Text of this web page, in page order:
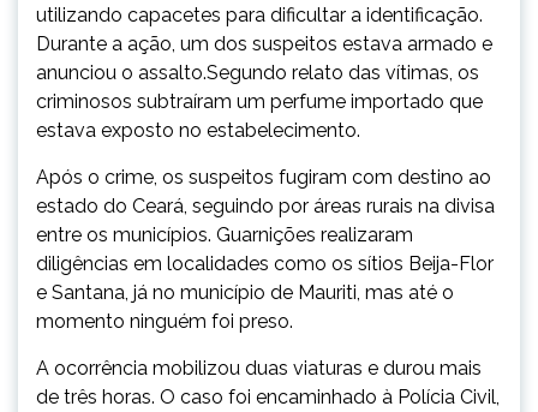
utilizando capacetes para dificultar a identificação.
Durante a ação, um dos suspeitos estava armado e
anunciou o assalto.Segundo relato das vítimas, os
criminosos subtraíram um perfume importado que
estava exposto no estabelecimento.
Após o crime, os suspeitos fugiram com destino ao
estado do Ceará, seguindo por áreas rurais na divisa
entre os municípios. Guarnições realizaram
diligências em localidades como os sítios Beija-Flor
e Santana, já no município de Mauriti, mas até o
momento ninguém foi preso.
A ocorrência mobilizou duas viaturas e durou mais
de três horas. O caso foi encaminhado à Polícia Civil,